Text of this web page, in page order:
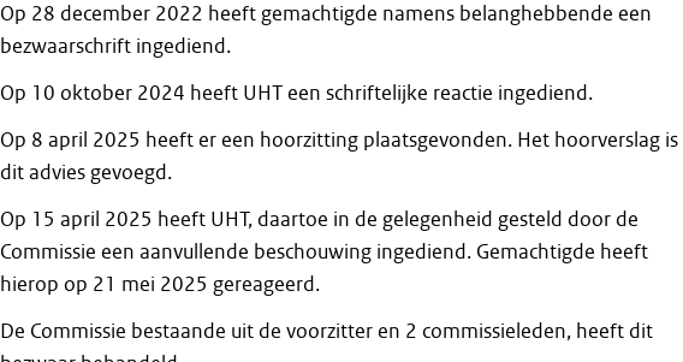
Op 28 december 2022 heeft gemachtigde namens belanghebbende een
bezwaarschrift ingediend.
Op 10 oktober 2024 heeft UHT een schriftelijke reactie ingediend.
Op 8 april 2025 heeft er een hoorzitting plaatsgevonden. Het hoorverslag
dit advies gevoegd.
Op 15 april 2025 heeft UHT, daartoe in de gelegenheid gesteld door de
Commissie een aanvullende beschouwing ingediend. Gemachtigde heeft
hierop op 21 mei 2025 gereageerd.
De Commissie bestaande uit de voorzitter en 2 commissieleden, heeft dit